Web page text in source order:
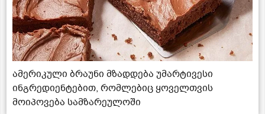
ამერიკული ბრაუნი მზადდება უმარტივესი
ინგრედიენტებით, რომლებიც ყოველთვის
მოიპოვება სამზარეულოში